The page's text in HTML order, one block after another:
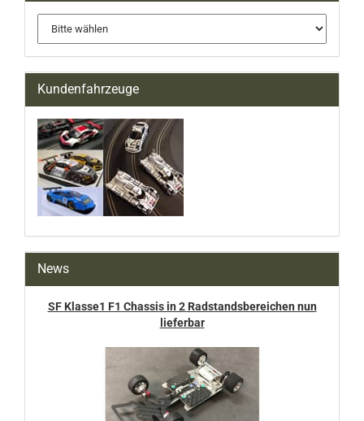
Kundenfahrzeuge
News
SF Klasse1 F1 Chassis in 2 Radstandsbereichen nun
lieferbar